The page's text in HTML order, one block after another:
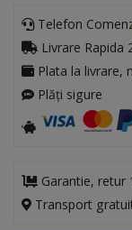
Telefon
Livrare Rapida
Plata la livrare,
Plăți sigure
Garantie, retur
Transport